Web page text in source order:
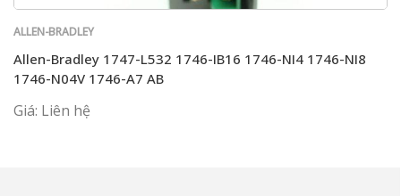
ALLEN-BRADLEY
Allen-Bradley 1747-L532 1746-IB16 1746-NI4 1746-NI8
1746-N04V 1746-A7 AB
Giá: Liên hệ